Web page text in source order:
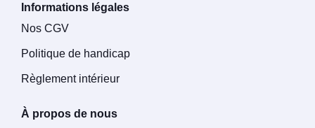
Informations légales
Nos CGV
Politique de handicap
Règlement intérieur
À propos de nous